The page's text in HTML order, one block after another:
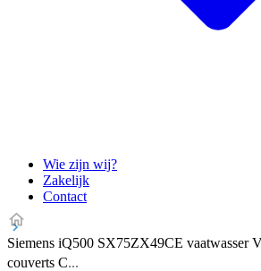
Wie zijn wij?
Zakelijk
Contact
Siemens iQ500 SX75ZX49CE vaatwasser
couverts C